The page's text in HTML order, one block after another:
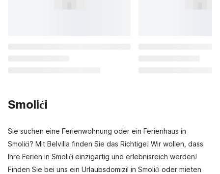
Smolići
Sie suchen eine Ferienwohnung oder ein Ferienhaus in
Smolići? Mit Belvilla finden Sie das Richtige! Wir wollen, dass
Ihre Ferien in Smolići einzigartig und erlebnisreich werden!
Finden Sie bei uns ein Urlaubsdomizil in Smolići oder mieten